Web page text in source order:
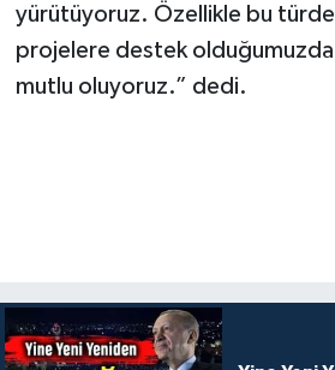
yürütüyoruz. Özellikle bu
projelere destek olduğumuzda
mutlu oluyoruz.” dedi.